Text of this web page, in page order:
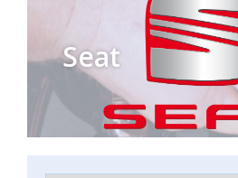
Seat